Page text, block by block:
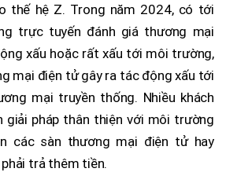
thế hệ Z. Trong năm 2024, có tới
trực tuyến đánh giá thương mại
xấu hoặc rất xấu tới môi trường,
mại điện tử gây ra tác động xấu tới
mại truyền thống. Nhiều khách
giải pháp thân thiện với môi trường
các sàn thương mại điện tử hay
trả thêm tiền.